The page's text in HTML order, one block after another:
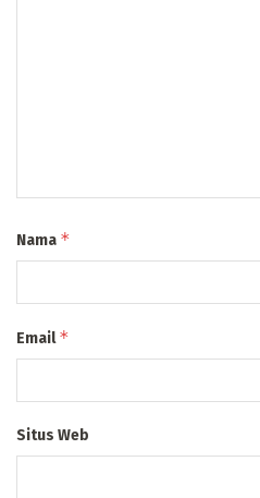
Nama *
Email*
Situs Web